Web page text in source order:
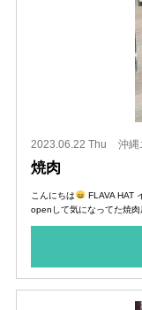
2023.06.22 Thu 沖縄
焼肉
こんにちは
FLAVA HAT
openして気になってた焼